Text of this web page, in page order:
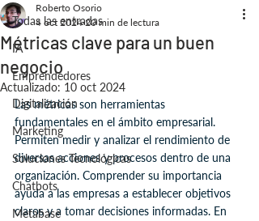
Todas las entradas
IA
Emprendedores
Digitalización
Marketing
Soluciones Tecnológicas
Chatbots
Metabase
Métricas clave para un buen
negocio
Roberto Osorio
4 oct 2024 20 min de lectura
Actualizado: 10 oct 2024
Las métricas son herramientas
fundamentales en el ámbito empresarial.
Permiten medir y analizar el rendimiento de
diversas acciones y procesos dentro de una
organización. Comprender su importancia
ayuda a las empresas a establecer objetivos
claros y a tomar decisiones informadas. En